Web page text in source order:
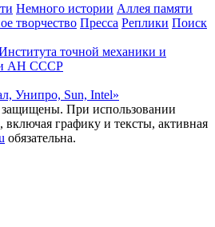
Немного истории Аллея памяти
творчество Пресса Реплики Поиск
точной механики и
АН СССР
Унипро, Sun, Intel»
При использовании
графику и тексты, активная
обязательна.